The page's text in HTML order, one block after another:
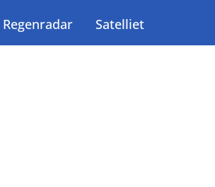
Regenradar Satelliet